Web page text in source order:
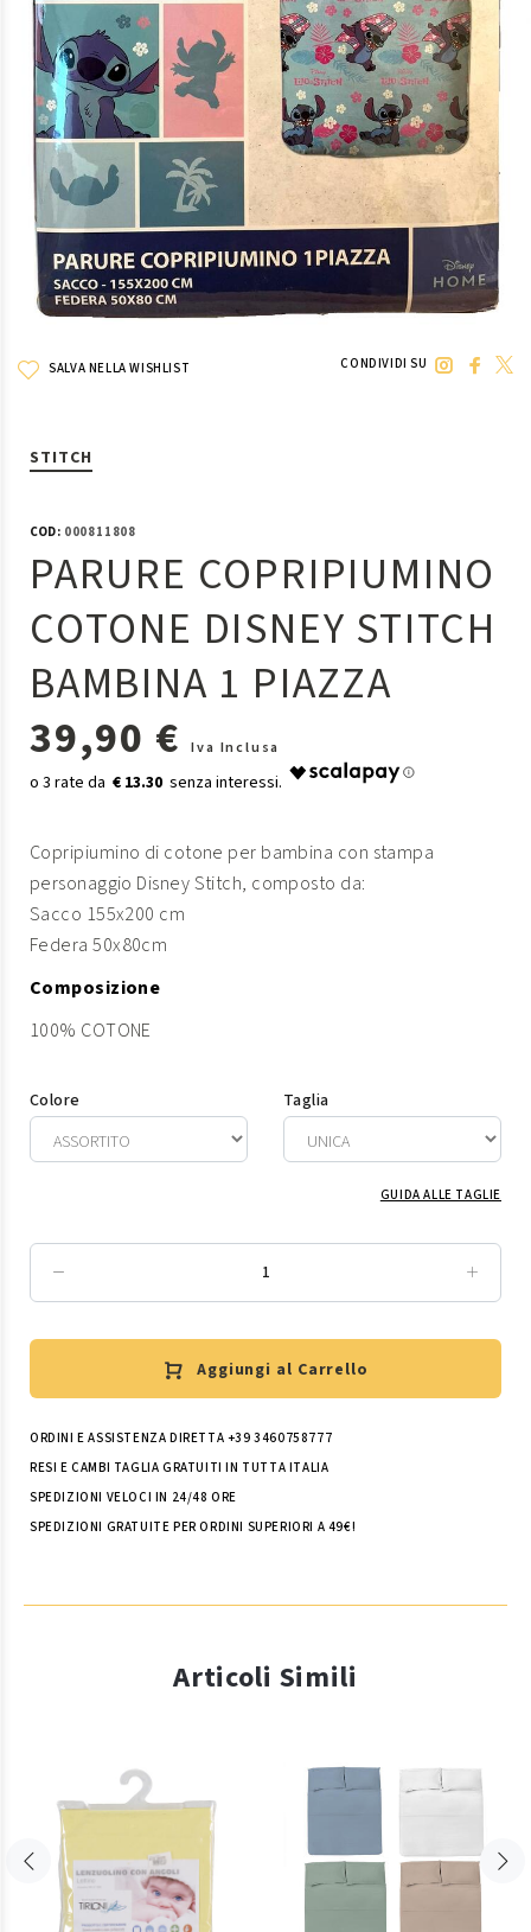
SALVA NELLA WISHLIST CONDIVIDI SU
STITCH
COD:000811808
PARURE COPRIPIUMINO
COTONE DISNEY STITCH
BAMBINA 1 PIAZZA
39,90 €
Iva Inclusa
€ 13.30
Copripiumino di cotone per bambina con stampa
personaggio Disney Stitch, composto da:
Sacco 155x200 cm
Federa 50x80cm
Composizione
100% COTONE
Colore Taglia
GUIDA ALLE TAGLIE
Aggiungi al Carrello
ORDINI E ASSISTENZA DIRETTA +39 3460758777
RESI E CAMBI TAGLIA GRATUITI IN TUTTA ITALIA
SPEDIZIONI VELOCI IN 24/48 ORE
SPEDIZIONI GRATUITE PER ORDINI SUPERIORI A 49€!
Articoli Simili